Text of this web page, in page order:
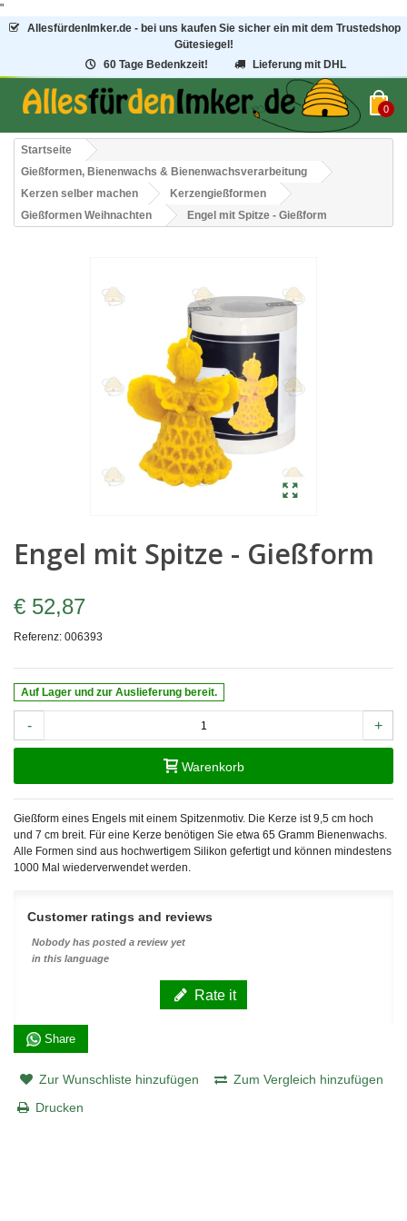
"
AllesfürdenImker.de - bei uns kaufen Sie sicher ein mit dem Trustedshop
Gütesiegel!
60 Tage Bedenkzeit!
Lieferung mit DHL
0
Startseite
Gießformen, Bienenwachs & Bienenwachsverarbeitung
Kerzen selber machen
Kerzengießformen
Gießformen Weihnachten
Engel mit Spitze - Gießform
Engel mit Spitze - Gießform
€ 52,87
Referenz: 006393
Auf Lager und zur Auslieferung bereit.
- +
Warenkorb
Gießform eines Engels mit einem Spitzenmotiv. Die Kerze ist 9,5 cm hoch
und 7 cm breit. Für eine Kerze benötigen Sie etwa 65 Gramm Bienenwachs.
Alle Formen sind aus hochwertigem Silikon gefertigt und können mindestens
1000 Mal wiederverwendet werden.
Customer ratings and reviews
Nobody has posted a review yet
in this language
Rate it
Share
Zur Wunschliste hinzufügen
Zum Vergleich hinzufügen
Drucken